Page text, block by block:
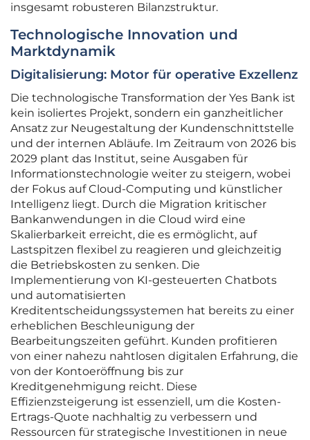
insgesamt robusteren Bilanzstruktur.
Technologische Innovation und
Marktdynamik
Digitalisierung: Motor für operative Exzellenz
Die technologische Transformation der Yes Bank ist
kein isoliertes Projekt, sondern ein ganzheitlicher
Ansatz zur Neugestaltung der Kundenschnittstelle
und der internen Abläufe. Im Zeitraum von 2026 bis
2029 plant das Institut, seine Ausgaben für
Informationstechnologie weiter zu steigern, wobei
der Fokus auf Cloud-Computing und künstlicher
Intelligenz liegt. Durch die Migration kritischer
Bankanwendungen in die Cloud wird eine
Skalierbarkeit erreicht, die es ermöglicht, auf
Lastspitzen flexibel zu reagieren und gleichzeitig
die Betriebskosten zu senken. Die
Implementierung von KI-gesteuerten Chatbots
und automatisierten
Kreditentscheidungssystemen hat bereits zu einer
erheblichen Beschleunigung der
Bearbeitungszeiten geführt. Kunden profitieren
von einer nahezu nahtlosen digitalen Erfahrung, die
von der Kontoeröffnung bis zur
Kreditgenehmigung reicht. Diese
Effizienzsteigerung ist essenziell, um die Kosten-
Ertrags-Quote nachhaltig zu verbessern und
Ressourcen für strategische Investitionen in neue